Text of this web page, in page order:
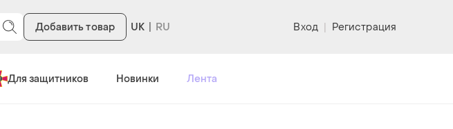
Добавить товар UK Вход | Регистрация
Для защитников Новинки Лента